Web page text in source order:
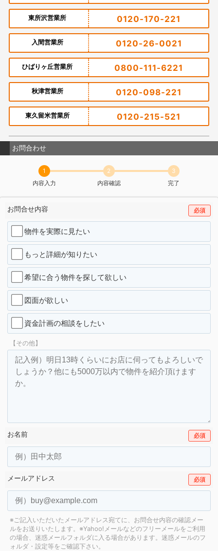
東所沢営業所 0120-170-221
入間営業所 0120-26-0021
ひばりヶ丘営業所 0800-111-6221
秋津営業所 0120-098-221
東久留米営業所 0120-215-521
お問合わせ
1
内容入力
2
内容確認
3
完了
お問合せ内容 必須
物件を実際に見たい
もっと詳細が知りたい
希望に合う物件を探して欲しい
図面が欲しい
資金計画の相談をしたい
【その他】
お名前 必須
メールアドレス 必須
※ご記入いただいたメールアドレス宛てに、お問合せ内容の確認メー
ルをお送りいたします。 ※Yahoo!メールなどのフリーメールをご利用
の場合、迷惑メールフォルダに入る場合があります。 迷惑メールのフ
ォルダ・設定等をご確認下さい。